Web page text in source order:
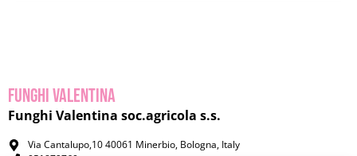
FUNGHI VALENTINA
Funghi Valentina soc.agricola s.s.
Via Cantalupo,10 40061 Minerbio, Bologna, Italy